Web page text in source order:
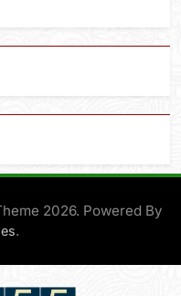
2026. Powered By
.